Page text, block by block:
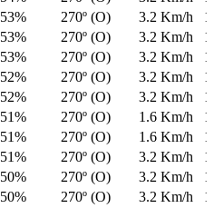
53% 270º (O) 3.2 Km/h
53% 270º (O) 3.2 Km/h
53% 270º (O) 3.2 Km/h
52% 270º (O) 3.2 Km/h
52% 270º (O) 3.2 Km/h
51% 270º (O) 1.6 Km/h
51% 270º (O) 1.6 Km/h
51% 270º (O) 3.2 Km/h
50% 270º (O) 3.2 Km/h
50% 270º (O) 3.2 Km/h